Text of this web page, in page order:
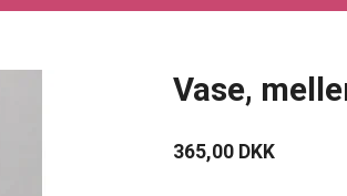
Vase,
365,00 DKK